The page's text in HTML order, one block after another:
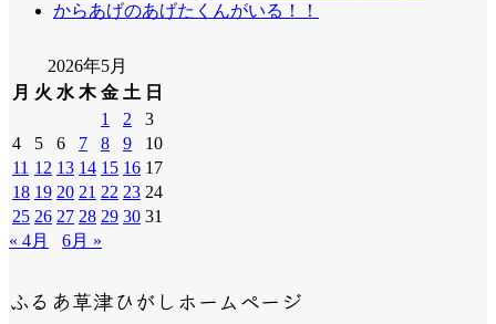
からあげのあげたくんがいる！！
2026年5月
月 火 水 木 金 土 日
1
2
3
4
5 6 7 8 9
10
11 12 13 14 15 16 17
18 19 20 21 22 23 24
25 26 27 28 29 30 31
« 4月
6月 »
ふるあ草津ひがしホームページ